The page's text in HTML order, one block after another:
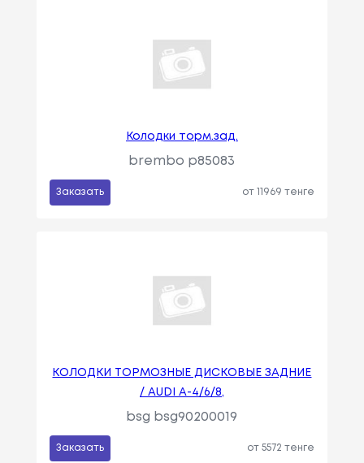
Колодки торм.зад.
brembo p85083
Заказать от 11969 тенге
КОЛОДКИ ТОРМОЗНЫЕ ДИСКОВЫЕ ЗАДНИЕ
/ AUDI A-4/6/8,
bsg bsg90200019
Заказать от 5572 тенге